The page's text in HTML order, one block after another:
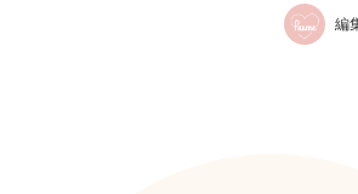
編
ニック
登場！